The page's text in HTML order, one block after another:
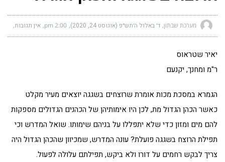
מערכת שבתון ד׳ באלול ה׳תש״פ (אוגוסט 24, 2020) 2:00 pm אין תגובות
יאיר שטראוס
ר"מ ומחנך, יקנעם
הגמרא במסכת מכות אומרת שרוצחים בשגגה יוצאים מעיר מקלט
כאשר הכהן הגדול מת, לכן היו אימותיהן של הכהנים הגדולים מספקות
להם מים ומזון כדי שלא יתפללו על בניהם שימותו. שואל המדרש וכי
תפילת הרוצח בשגגה פועלת? עונה המדרש, שמכיוון שהכהן הגדול היה
צריך לבקש רחמים על דורו ולא ביקש, תפילתם עלולה לפעול.